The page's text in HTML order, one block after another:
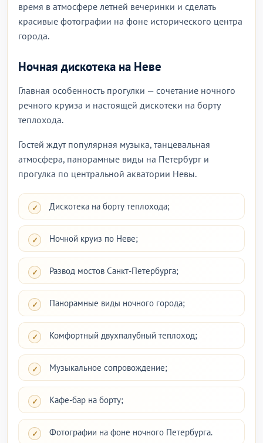
время в атмосфере летней вечеринки и сделать
красивые фотографии на фоне исторического центра
города.
Ночная дискотека на Неве
Главная особенность прогулки — сочетание ночного
речного круиза и настоящей дискотеки на борту
теплохода.
Гостей ждут популярная музыка, танцевальная
атмосфера, панорамные виды на Петербург и
прогулка по центральной акватории Невы.
Дискотека на борту теплохода;
Ночной круиз по Неве;
Развод мостов Санкт-Петербурга;
Панорамные виды ночного города;
Комфортный двухпалубный теплоход;
Музыкальное сопровождение;
Кафе-бар на борту;
Фотографии на фоне ночного Петербурга.